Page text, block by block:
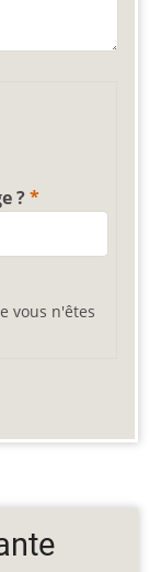
?
vous n'êtes